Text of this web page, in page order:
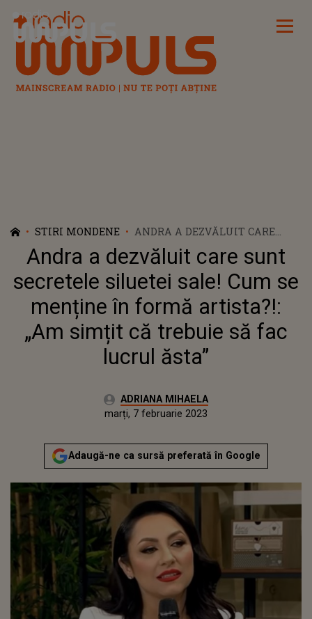
Radio Impuls
STIRI MONDENE
ANDRA A DEZVĂLUIT CARE
SUNT SECRETELE SILUETEI
SALE! CUM SE MENȚINE ÎN
FORMĂ ARTISTA?!: „AM SIMȚIT
CĂ TREBUIE SĂ FAC LUCRUL
ĂSTA”
Andra a dezvăluit care sunt
secretele siluetei sale! Cum se
menține în formă artista?!:
„Am simțit că trebuie să fac
lucrul ăsta”
Autor:ADRIANA MIHAELA
Actualizat:
marți, 7 februarie 2023
Adaugă-ne ca sursă preferată în Google